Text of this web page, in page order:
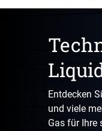
Entdecken
und viele
Gas für Ihre